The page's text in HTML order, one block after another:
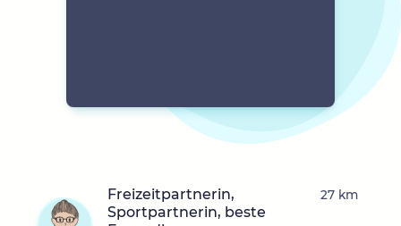
Freizeitpartnerin,
Sportpartnerin, beste
27 km